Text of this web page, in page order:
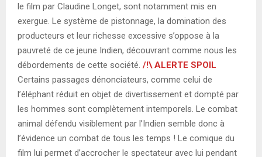
le film par Claudine Longet, sont notamment mis en
exergue. Le système de pistonnage, la domination des
producteurs et leur richesse excessive s’oppose à la
pauvreté de ce jeune Indien, découvrant comme nous les
débordements de cette société. /!\ ALERTE SPOIL
Certains passages dénonciateurs, comme celui de
l’éléphant réduit en objet de divertissement et dompté par
les hommes sont complètement intemporels. Le combat
animal défendu visiblement par l’Indien semble donc à
l’évidence un combat de tous les temps ! Le comique du
film lui permet d’accrocher le spectateur avec lui pendant